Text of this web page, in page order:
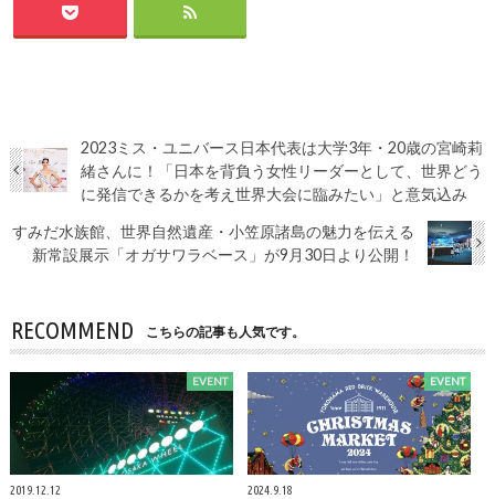
2023ミス・ユニバース日本代表は大学3年・20歳の宮崎莉
緒さんに！「日本を背負う女性リーダーとして、世界どう
に発信できるかを考え世界大会に臨みたい」と意気込み
すみだ水族館、世界自然遺産・小笠原諸島の魅力を伝える
新常設展示「オガサワラベース」が9月30日より公開！
RECOMMEND こちらの記事も人気です。
EVENT
2019.12.12
EVENT
2024.9.18